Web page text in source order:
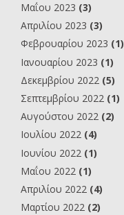
Μαΐου 2023 (3)
Απριλίου 2023 (3)
Φεβρουαρίου 2023 (1)
Ιανουαρίου 2023 (1)
Δεκεμβρίου 2022 (5)
Σεπτεμβρίου 2022 (1)
Αυγούστου 2022 (2)
Ιουλίου 2022 (4)
Ιουνίου 2022 (1)
Μαΐου 2022 (1)
Απριλίου 2022 (4)
Μαρτίου 2022 (2)